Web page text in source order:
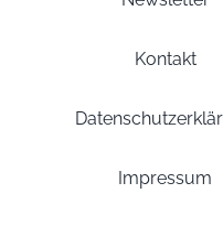
Kontakt
Impressum